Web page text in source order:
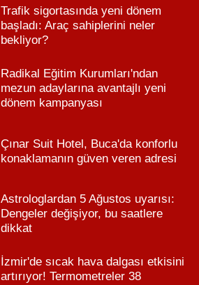
Trafik sigortasında yeni dönem
başladı: Araç sahiplerini neler
bekliyor?
Radikal Eğitim Kurumları'ndan
mezun adaylarına avantajlı yeni
dönem kampanyası
Çınar Suit Hotel, Buca'da konforlu
konaklamanın güven veren adresi
Astrologlardan 5 Ağustos uyarısı:
Dengeler değişiyor, bu saatlere
dikkat
İzmir'de sıcak hava dalgası etkisini
artırıyor! Termometreler 38